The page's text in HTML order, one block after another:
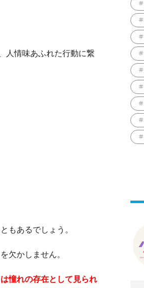
人情味あふれた行動に繋
もあるでしょう。
欠かしません。
憧れの存在として見られ